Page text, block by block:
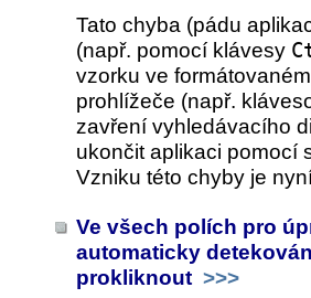
Tato chyba (pádu
(např. pomocí klávesy
vzorku ve
prohlížeče (např.
zavření vyhledávacího
ukončit aplikaci pomocí
Vzniku této chyby je
Ve všech polích pro
automaticky
prokliknout >>>